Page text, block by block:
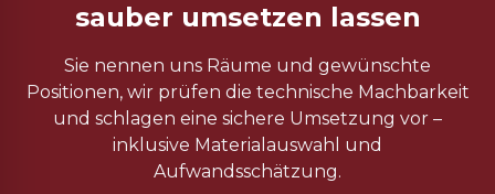
sauber umsetzen lassen
Sie nennen uns Räume und gewünschte
Positionen, wir prüfen die technische Machbarkeit
und schlagen eine sichere Umsetzung vor –
inklusive Materialauswahl und
Aufwandsschätzung.